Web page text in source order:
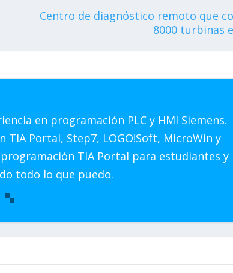
Centro de diagnóstico remoto que
8000 turbinas
en programación PLC y HMI Siemens.
TIA Portal, Step7, LOGO!Soft, MicroWin y
TIA Portal para estudiantes y
todo lo que puedo.